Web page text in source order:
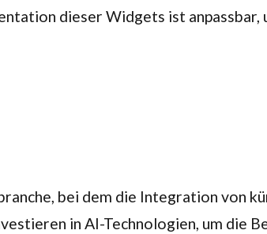
dieser Widgets ist anpassbar,
bei dem die Integration von
in AI-Technologien, um die